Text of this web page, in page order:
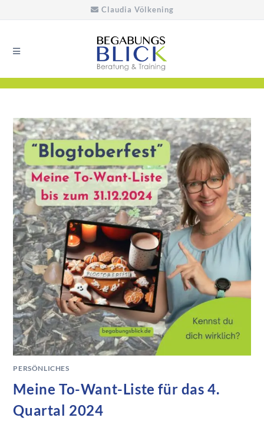
Claudia Völkening
PERSÖNLICHES
Meine To-Want-Liste für das 4.
Quartal 2024